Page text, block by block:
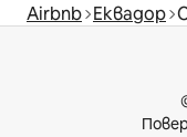
Airbnb Еквадор